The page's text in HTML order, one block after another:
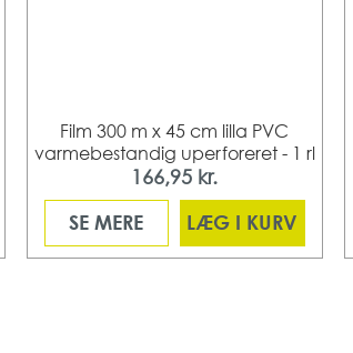
Film 300 m x 45 cm lilla PVC
varmebestandig uperforeret - 1 rl
166,95 kr.
SE MERE
LÆG I KURV